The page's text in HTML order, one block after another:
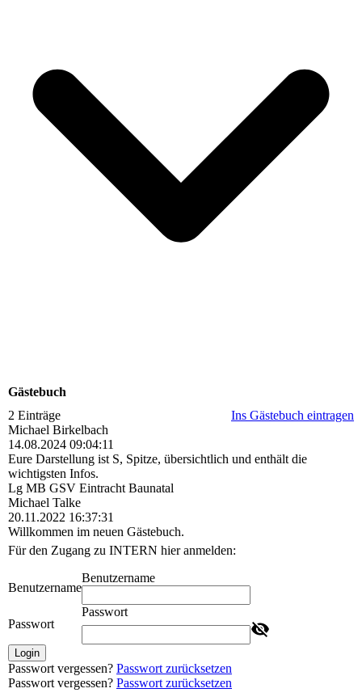
Gästebuch
2 Einträge
Ins Gästebuch eintragen
Michael Birkelbach
14.08.2024 09:04:11
Eure Darstellung ist S, Spitze, übersichtlich und enthält die
wichtigsten Infos.
Lg MB GSV Eintracht Baunatal
Michael Talke
20.11.2022 16:37:31
Willkommen im neuen Gästebuch.
Für den Zugang zu INTERN hier anmelden:
Benutzername
Benutzername
Passwort
Passwort
Login
Passwort vergessen? Passwort zurücksetzen
Passwort vergessen? Passwort zurücksetzen